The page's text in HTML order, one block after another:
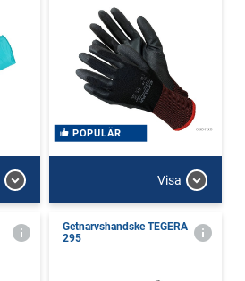
POPULÄR
Visa
Getnarvshandske TEGERA
295